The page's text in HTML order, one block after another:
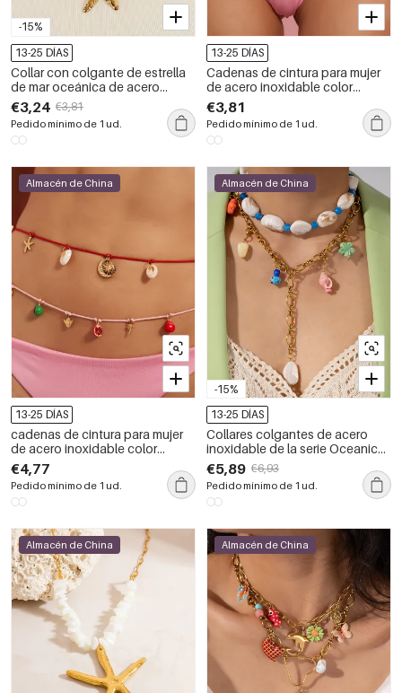
-15%
13-25 DÍAS
Collar con colgante de estrella
de mar oceánica de acero
inoxidable, resistente al agua,
color dorado, para mujer
€3,24 €3,81
Pedido mínimo de 1 ud.
13-25 DÍAS
Cadenas de cintura para mujer
de acero inoxidable color
dorado con colgantes de
concha de la serie Beach
€3,81
Pedido mínimo de 1 ud.
Almacén de China
13-25 DÍAS
cadenas de cintura para mujer
de acero inoxidable color
dorado con cuerda de algodón
estilo concha de
€4,77
Pedido mínimo de 1 ud.
-15%
Almacén de China
13-25 DÍAS
Collares colgantes de acero
inoxidable de la serie Oceanic
para mujer, resistentes al agua,
con piedra natural color dorado.
€5,89 €6,93
Pedido mínimo de 1 ud.
Almacén de China Almacén de China